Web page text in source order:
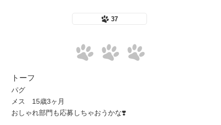
37
トーフ
パグ
メス 15歳3ヶ月
おしゃれ部門も応募しちゃおうかな❣️